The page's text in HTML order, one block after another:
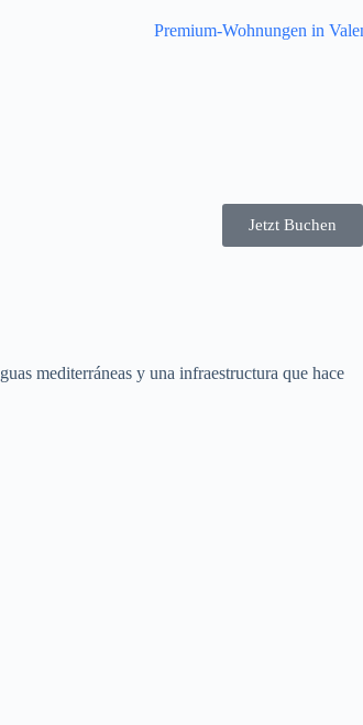
Jetzt Buchen
mediterráneas y una infraestructura que hace